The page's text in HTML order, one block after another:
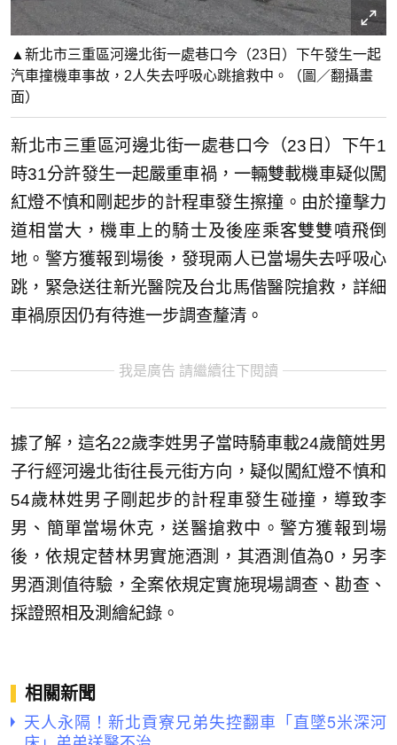
▲新北市三重區河邊北街一處巷口今（23日）下午發生一起
汽車撞機車事故，2人失去呼吸心跳搶救中。（圖／翻攝畫
面）
新北市三重區河邊北街一處巷口今（23日）下午1
時31分許發生一起嚴重車禍，一輛雙載機車疑似闖
紅燈不慎和剛起步的計程車發生擦撞。由於撞擊力
道相當大，機車上的騎士及後座乘客雙雙噴飛倒
地。警方獲報到場後，發現兩人已當場失去呼吸心
跳，緊急送往新光醫院及台北馬偕醫院搶救，詳細
車禍原因仍有待進一步調查釐清。
我是廣告 請繼續往下閱讀
據了解，這名22歲李姓男子當時騎車載24歲簡姓男
子行經河邊北街往長元街方向，疑似闖紅燈不慎和
54歲林姓男子剛起步的計程車發生碰撞，導致李
男、簡單當場休克，送醫搶救中。警方獲報到場
後，依規定替林男實施酒測，其酒測值為0，另李
男酒測值待驗，全案依規定實施現場調查、勘查、
採證照相及測繪紀錄。
相關新聞
天人永隔！新北貢寮兄弟失控翻車「直墜5米深河